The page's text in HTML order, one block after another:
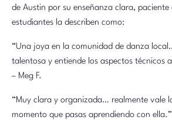
de Austin por su enseñanza clara, paciente
estudiantes la describen como:
“Una joya en la comunidad de danza
talentosa y entiende los aspectos técnicos
– Meg F.
“Muy clara y organizada… realmente vale
momento que pasas aprendiendo con